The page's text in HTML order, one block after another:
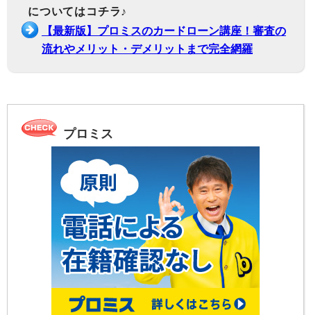
についてはコチラ♪
【最新版】プロミスのカードローン講座！審査の
流れやメリット・デメリットまで完全網羅
プロミス